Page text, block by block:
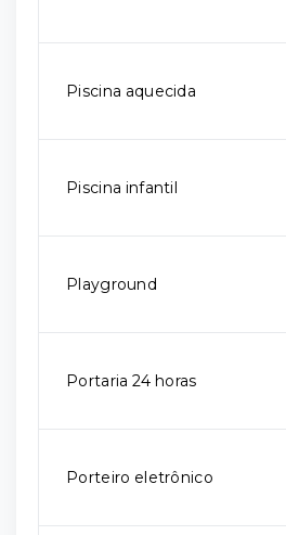
Piscina aquecida
Piscina infantil
Playground
Portaria 24 horas
Porteiro eletrônico